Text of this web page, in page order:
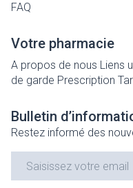
FAQ
Votre pharmacie
A propos de nous Liens
de garde Prescription
Bulletin
Restez informé des